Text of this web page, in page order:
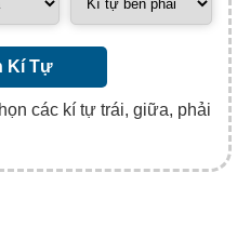
Kí Tự
các kí tự trái, giữa, phải